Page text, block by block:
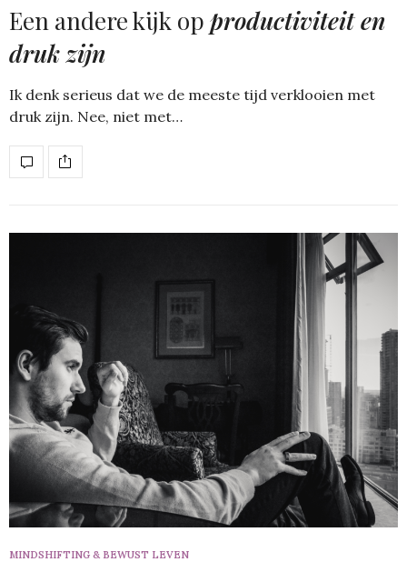
Een andere kijk op productiviteit en
druk zijn
Ik denk serieus dat we de meeste tijd verklooien met
druk zijn. Nee, niet met…
MINDSHIFTING & BEWUST LEVEN